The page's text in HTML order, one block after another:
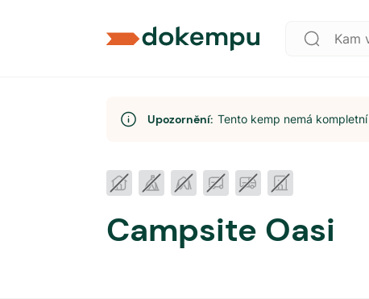
Upozornění: Tento kemp nemá
Campsite Oasi